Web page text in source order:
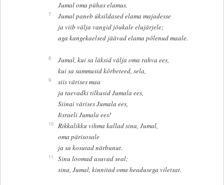
Jumal oma pühas elamus.
7
Jumal paneb üksildased elama majadesse
ja viib välja vangid jõukale elujärjele;
aga kangekaelsed jäävad elama põlenud maale.
8
Jumal, kui sa läksid välja oma rahva ees,
kui sa sammusid kõrbeteed, sela,
9
siis värises maa
ja taevadki tilkusid Jumala ees,
Siinai värises Jumala ees,
Iisraeli Jumala ees!
10
Rikkalikku vihma kallad sina, Jumal,
oma pärisosale
ja sa kosutad närbunut.
11
Sinu loomad asuvad seal;
sina, Jumal, kinnitad oma headusega viletsat.